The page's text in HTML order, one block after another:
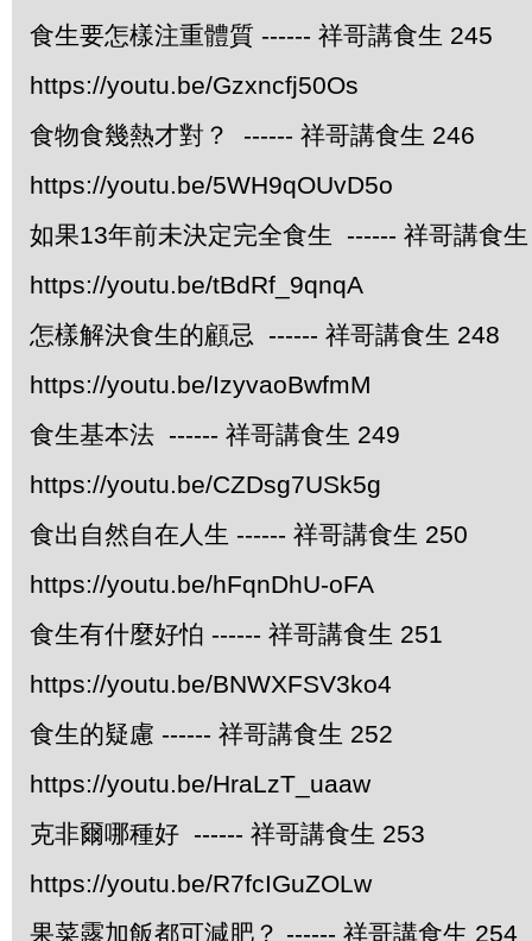
食生要怎樣注重體質 ------ 祥哥講食生 245
https://youtu.be/Gzxncfj50Os
食物食幾熱才對？ ------ 祥哥講食生 246
https://youtu.be/5WH9qOUvD5o
如果13年前未決定完全食生 ------ 祥哥講食
https://youtu.be/tBdRf_9qnqA
怎樣解決食生的顧忌 ------ 祥哥講食生 248
https://youtu.be/IzyvaoBwfmM
食生基本法 ------ 祥哥講食生 249
https://youtu.be/CZDsg7USk5g
食出自然自在人生 ------ 祥哥講食生 250
https://youtu.be/hFqnDhU-oFA
食生有什麼好怕 ------ 祥哥講食生 251
https://youtu.be/BNWXFSV3ko4
食生的疑慮 ------ 祥哥講食生 252
https://youtu.be/HraLzT_uaaw
克非爾哪種好 ------ 祥哥講食生 253
https://youtu.be/R7fcIGuZOLw
果菜露加飯都可減肥？ ------ 祥哥講食生 254